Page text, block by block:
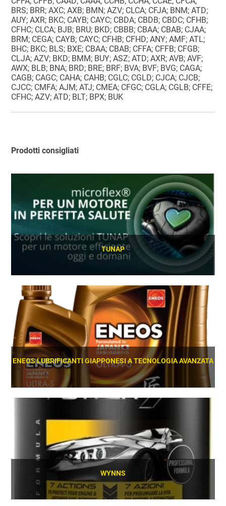
BRS; BRR; AXC; AXB; BMN; AZV; CLCA; CFJA; BNM; ATD;
AUY; AXR; BKC; CAYB; CAYC; CBDA; CBDB; CBDC; CFHB;
CFHC; CLCA; BJB; BRU; BKD; CBBB; CBAA; CBAB; CJAA;
BRM; CEGA; CAYB; CAYC; CFHB; CFHD; ANY; AMF; ATL;
BHC; BKC; BLS; BXE; CBAA; CBAB; CFFA; CFFB; CFGB;
CLJA; AZV; BKD; BMM; BUY; ASZ; ATD; AXR; AVB; AVF;
AWX; BLB; BNA; BRD; BRE; BRF; BVA; BVF; BVG; CAGA;
CAGB; CAGC; CAHA; CAHB; CGLC; CGLD; CJCA; CJCB;
CJCC; CMFA; AJM; ATJ; CMEA; CFGC; CGLA; CGLB; CFFE;
CFHC; AZV; ATD; BLT; BPX; BUK
Prodotti consigliati
TUNAP
SCOPRI
ENEOS LUBRIFICANTI GIAPPONESI A TECNOLOGIA AVANZATA
SCOPRI
WYNNS